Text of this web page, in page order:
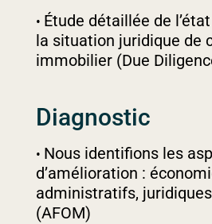
Étude détaillée de
la situation juridique de
immobilier (Due
Diagnostic
Nous identifions les
d’amélioration :
administratifs,
(AFOM)